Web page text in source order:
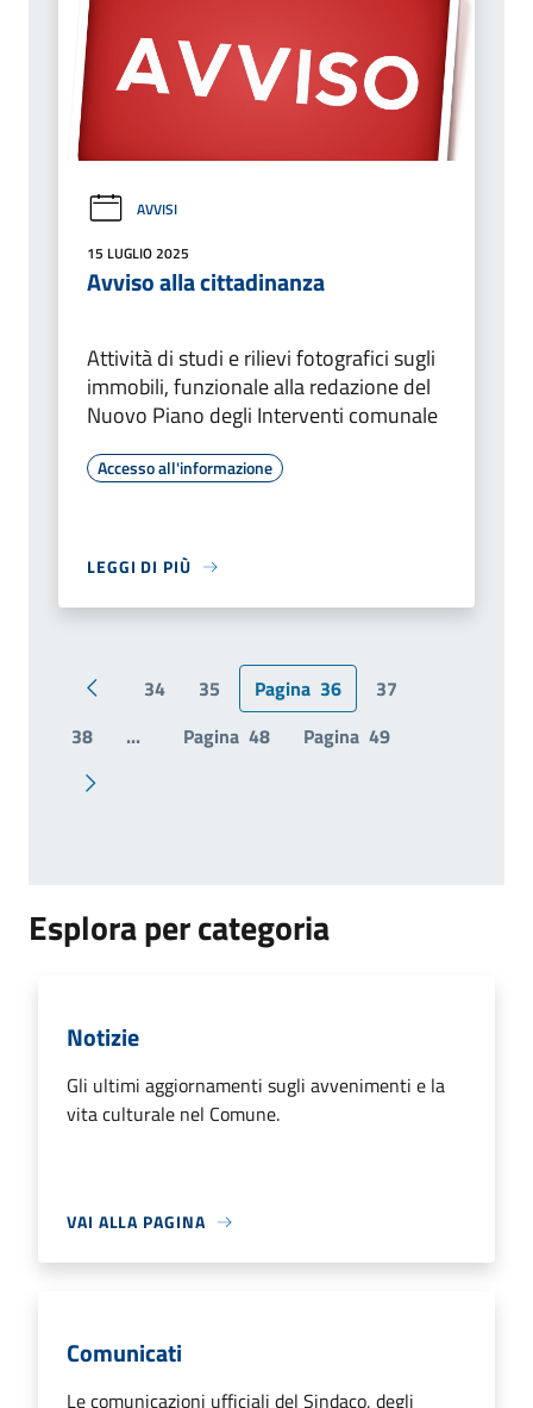
AVVISI
15 LUGLIO 2025
Avviso alla cittadinanza
Attività di studi e rilievi fotografici sugli
immobili, funzionale alla redazione del
Nuovo Piano degli Interventi comunale
Accesso all'informazione
LEGGI DI PIÙ
Pagina precedente
34 35 Pagina 36
37
38
... Pagina 48 Pagina 49
Pagina successiva
Esplora per categoria
Notizie
Gli ultimi aggiornamenti sugli avvenimenti e la
vita culturale nel Comune.
VAI ALLA PAGINA
Comunicati
Le comunicazioni ufficiali del Sindaco, degli